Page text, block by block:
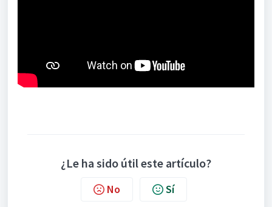
¿Le ha sido útil este artículo?
No Sí